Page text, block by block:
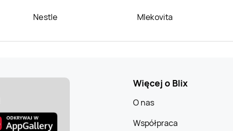
Nestle Mlekovita
Więcej o Blix
O nas
Współpraca